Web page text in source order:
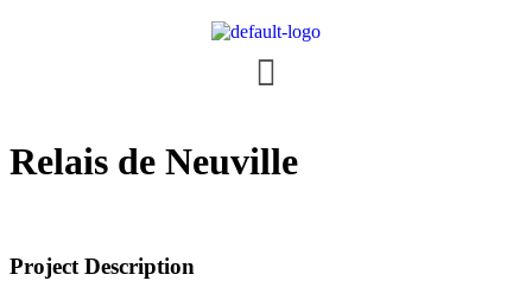
Relais de Neuville
Project Description